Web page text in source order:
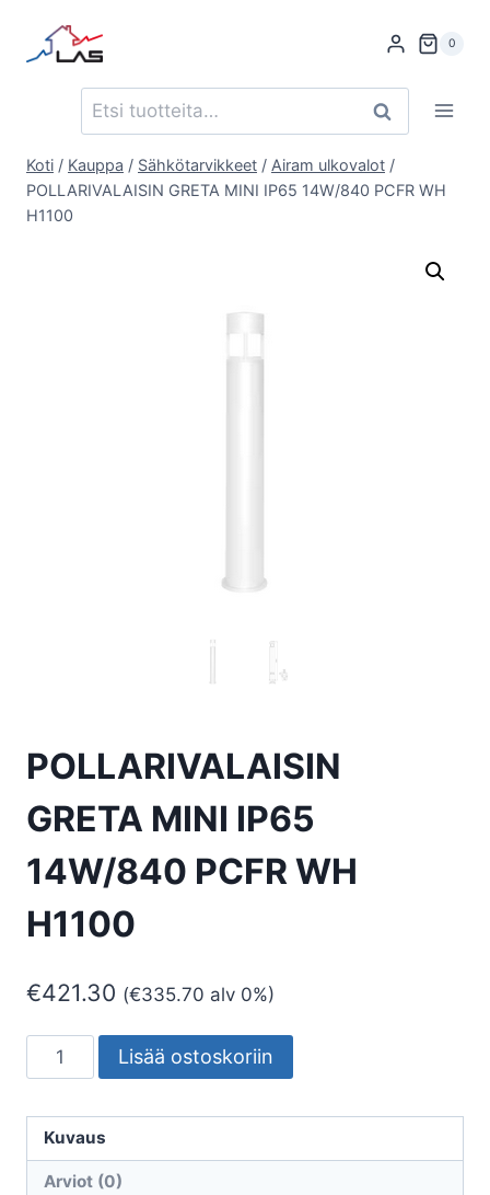
sisältöön
0
Etsi: Haku
Koti / Kauppa / Sähkötarvikkeet / Airam ulkovalot /
POLLARIVALAISIN GRETA MINI IP65 14W/840 PCFR WH
H1100
POLLARIVALAISIN
GRETA MINI IP65
14W/840 PCFR WH
H1100
€421.30 (€335.70 alv 0%)
POLLARIVALAISIN
GRETA
IP65
14W/840
Lisää ostoskoriin
Kuvaus
Arviot (0)